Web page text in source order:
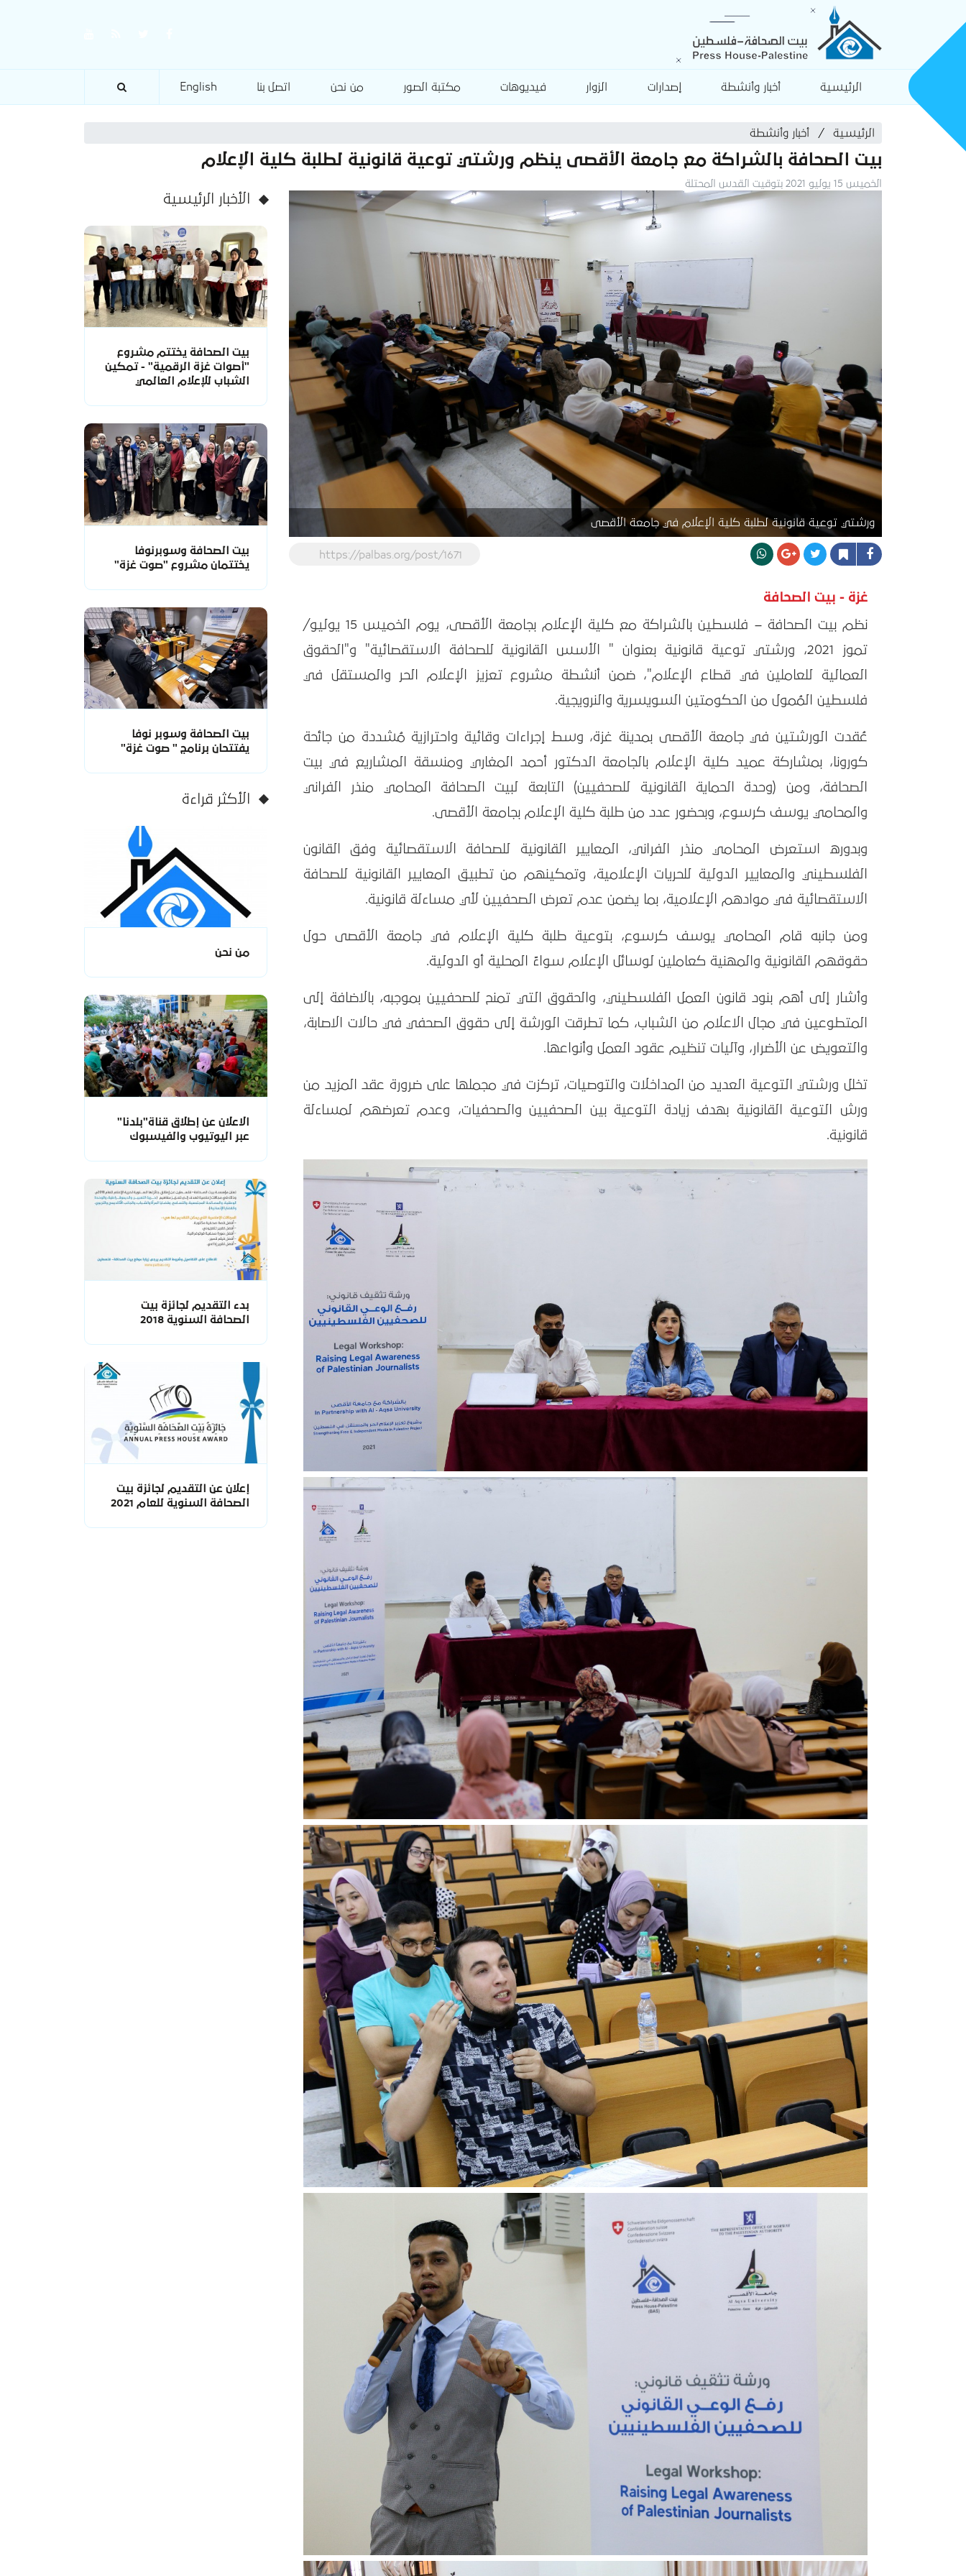
الرئيسية أخبار وأنشطة إصدارات الزوار فيديوهات مكتبة الصور من نحن اتصل بنا English
الرئيسية أخبار وأنشطة
بيت الصحافة بالشراكة مع جامعة الأقصى ينظم ورشتي توعية قانونية لطلبة كلية الإعلام
الخميس 15 يوليو 2021 بتوقيت القدس المحتلة
ورشتي توعية قانونية لطلبة كلية الإعلام في جامعة الأقصى
https://palbas.org/post/1671
غزة - بيت الصحافة
نظم بيت الصحافة – فلسطين بالشراكة مع كلية الإعلام بجامعة الأقصى، يوم الخميس 15 يوليو/
تموز 2021، ورشتي توعية قانونية بعنوان " الأسس القانونية للصحافة الاستقصائية" و"الحقوق
العمالية للعاملين في قطاع الإعلام"، ضمن أنشطة مشروع تعزيز الإعلام الحر والمستقل في
فلسطين المُمول من الحكومتين السويسرية والنرويجية.
عُقدت الورشتين في جامعة الأقصى بمدينة غزة، وسط إجراءات وقائية واحترازية مُشددة من جائحة
كورونا، بمشاركة عميد كلية الإعلام بالجامعة الدكتور أحمد المغاري ومنسقة المشاريع في بيت
الصحافة، ومن (وحدة الحماية القانونية للصحفيين) التابعة لبيت الصحافة المحامي منذر الفراني
والمحامي يوسف كرسوع، وبحضور عدد من طلبة كلية الإعلام بجامعة الأقصى.
وبدوره استعرض المحامي منذر الفراني، المعايير القانونية للصحافة الاستقصائية وفق القانون
الفلسطيني والمعايير الدولية للحريات الإعلامية، وتمكينهم من تطبيق المعايير القانونية للصحافة
الاستقصائية في موادهم الإعلامية، بما يضمن عدم تعرض الصحفيين لأي مساءلة قانونية.
ومن جانبه قام المحامي يوسف كرسوع، بتوعية طلبة كلية الإعلام في جامعة الأقصى حول
حقوقهم القانونية والمهنية كعاملين لوسائل الإعلام سواءً المحلية أو الدولية.
وأشار إلى أهم بنود قانون العمل الفلسطيني، والحقوق التي تمنح للصحفيين بموجبه، بالاضافة إلى
المتطوعين في مجال الاعلام من الشباب، كما تطرقت الورشة إلى حقوق الصحفي في حالات الاصابة،
والتعويض عن الأضرار، وآليات تنظيم عقود العمل وأنواعها.
تخلل ورشتي التوعية العديد من المداخلات والتوصيات، تركزت في مجملها على ضرورة عقد المزيد من
ورش التوعية القانونية بهدف زيادة التوعية بين الصحفيين والصحفيات، وعدم تعرضهم لمساءلة
قانونية.
الأخبار الرئيسية
بيت الصحافة يختتم مشروع
"أصوات غزة الرقمية" - تمكين
الشباب للإعلام العالمي
بيت الصحافة وسوبرنوفا
يختتمان مشروع "صوت غزة"
بيت الصحافة وسوبر نوفا
يفتتحان برنامج " صوت غزة"
الأكثر قراءة
من نحن
الاعلان عن إطلاق قناة"بلدنا"
عبر اليوتيوب والفيسبوك
بدء التقديم لجائزة بيت
الصحافة السنوية 2018
إعلان عن التقديم لجائزة بيت
الصحافة السنوية للعام 2021